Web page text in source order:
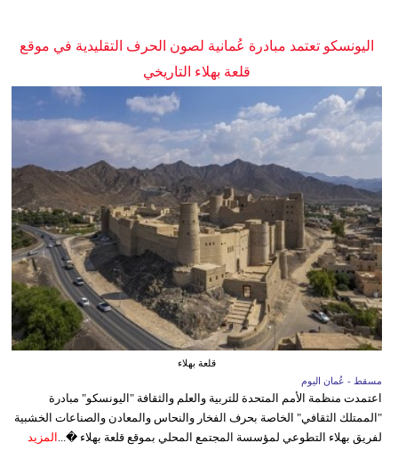
اليونسكو تعتمد مبادرة عُمانية لصون الحرف التقليدية في موقع
قلعة بهلاء التاريخي
قلعة بهلاء
مسقط - عُمان اليوم
اعتمدت منظمة الأمم المتحدة للتربية والعلم والثقافة "اليونسكو" مبادرة
"الممتلك الثقافي" الخاصة بحرف الفخار والنحاس والمعادن والصناعات الخشبية
لفريق بهلاء التطوعي لمؤسسة المجتمع المحلي بموقع قلعة بهلاء �... المزيد